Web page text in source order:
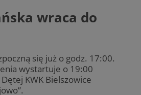
wraca do
się już o godz. 17:00.
wystartuje o 19:00
KWK Bielszowice